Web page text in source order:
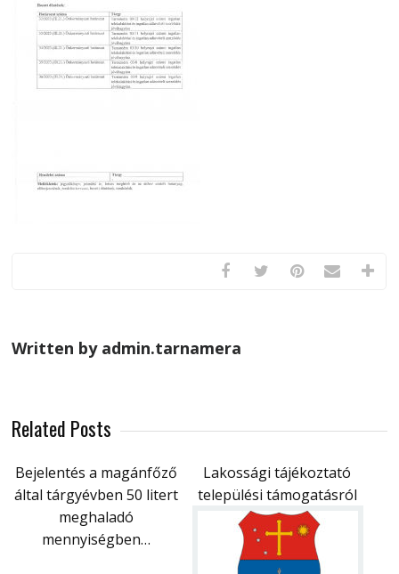
Written by admin.tarnamera
Related Posts
Bejelentés a magánfőző
által tárgyévben 50 litert
meghaladó
mennyiségben…
Lakossági tájékoztató
települési támogatásról